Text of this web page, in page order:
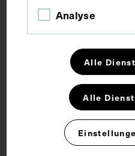
Waschbecken in
Allgemeinen
Analyse
Alle
Alle